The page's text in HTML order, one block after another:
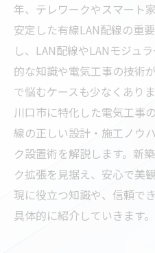
年、テレワークやスマート
安定した有線LAN配線の重
し、LAN配線やLANモジュ
的な知識や電気工事の技術
で悩むケースも少なくあり
川口市に特化した電気工事
線の正しい設計・施工ノウ
ク設置術を解説します。新
ク拡張を見据え、安心で美
現に役立つ知識や、信頼で
具体的に紹介していきます。